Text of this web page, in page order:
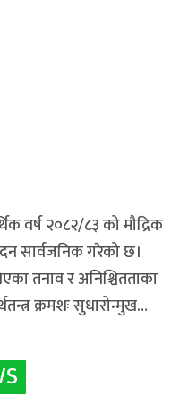
वर्ष २०८२/८३ को मौद्रिक
सार्वजनिक गरेको छ।
तनाव र अनिश्चितताका
क्रमशः सुधारोन्मुख…